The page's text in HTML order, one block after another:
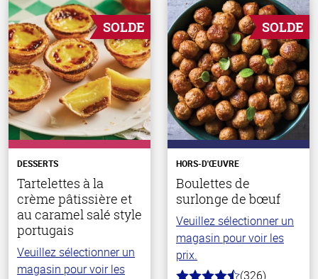
SOLDE
DESSERTS
Tartelettes à la
crème pâtissière et
au caramel salé style
portugais
Veuillez sélectionner un
magasin pour voir les
SOLDE
HORS-D'ŒUVRE
Boulettes de
surlonge de bœuf
Veuillez sélectionner un
magasin pour voir les
prix.
(326)